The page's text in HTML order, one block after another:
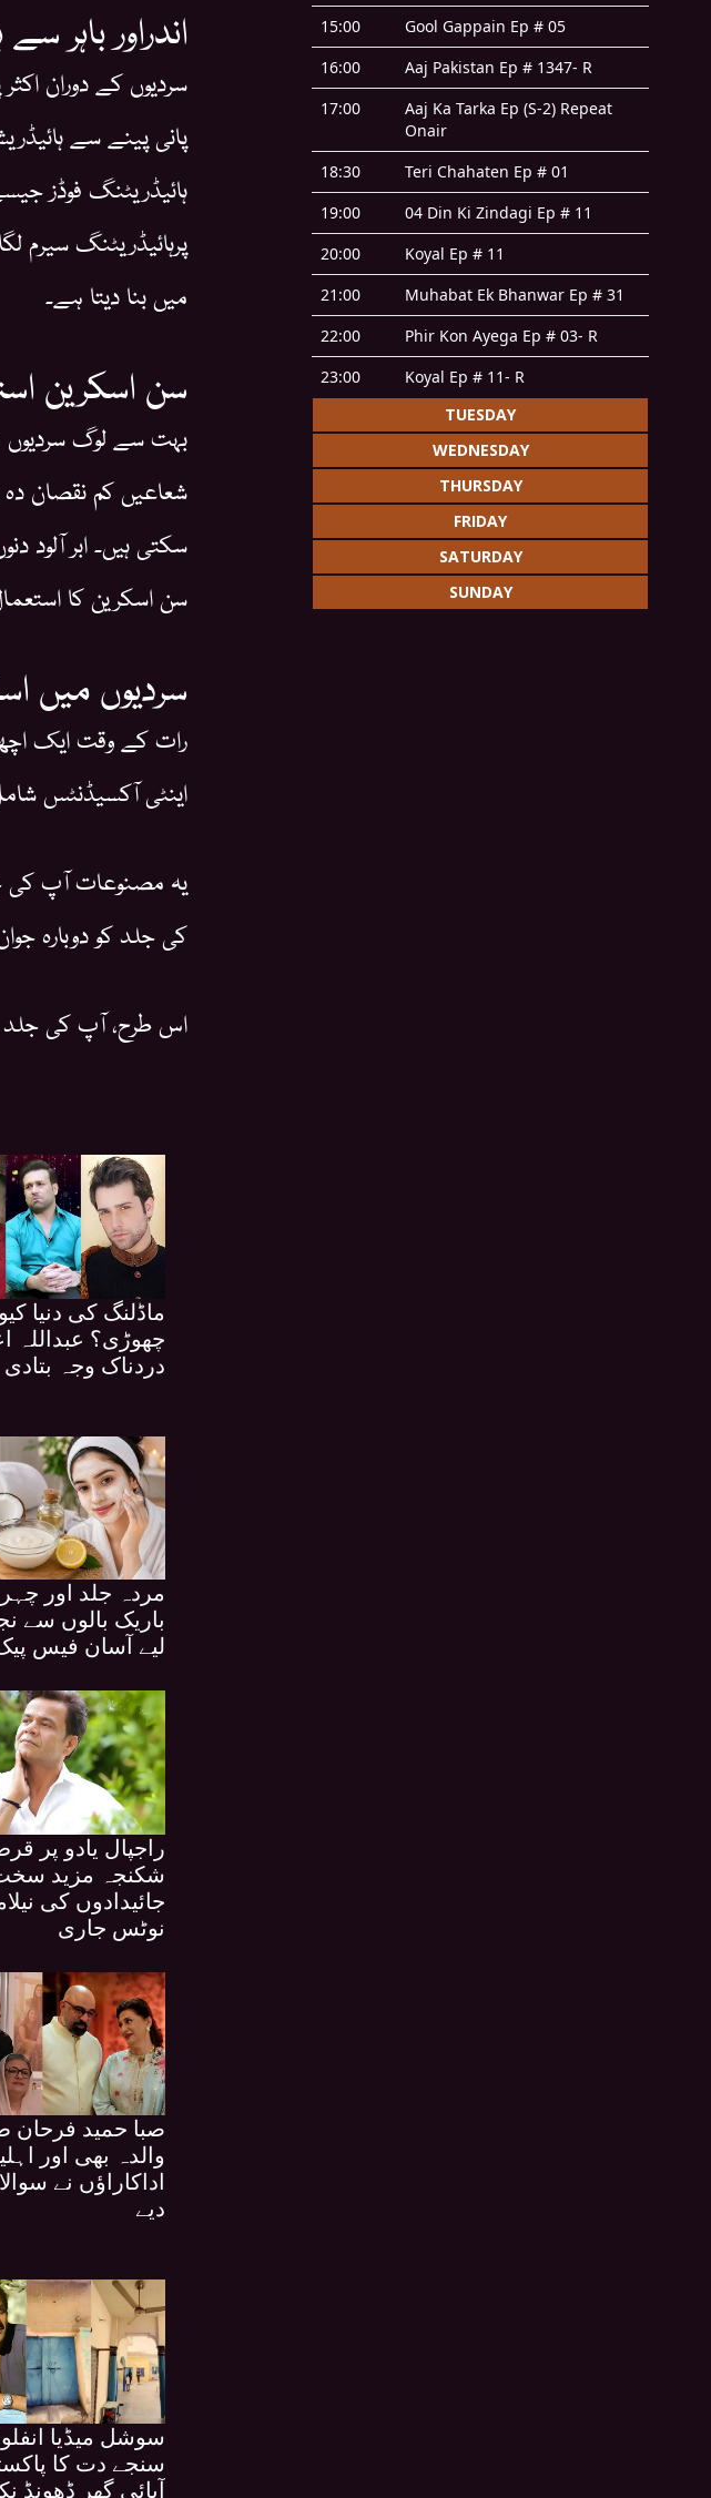
اندراور باہر
سردیوں کے دوران
پانی پینے سے
ہائیڈریٹنگ فوڈز
پرہائیڈریٹنگ سیرم
میں بنا دیتا ہے۔
سن اسکرین
بہت سے لوگ سردیوں
سن اسکرین کا
سردیوں میں
رات کے وقت ایک
اینٹی آکسیڈنٹس
یہ مصنوعات آپ کی
کی جلد کو دوبارہ
اس طرح، آپ کی جلد
ماڈلنگ کی دنیا
چھوڑی؟ عبداللہ
دردناک وجہ بتادی
مردہ جلد اور
باریک بالوں سے
لیے آسان فیس
راجپال یادو پر
شکنجہ مزید
جائیدادوں کی
نوٹس جاری
صبا حمید فرحان
والدہ بھی اور
اداکاراؤں نے
دیے
سوشل میڈیا
سنجے دت کا
آبائی گھر ڈھونڈ
15:00
Gool Gappain Ep # 05
16:00
Aaj Pakistan Ep # 1347- R
17:00
Aaj Ka Tarka Ep (S-2) Repeat
Onair
18:30
Teri Chahaten Ep # 01
19:00
04 Din Ki Zindagi Ep # 11
20:00
Koyal Ep # 11
21:00
Muhabat Ek Bhanwar Ep # 31
22:00
Phir Kon Ayega Ep # 03- R
23:00
Koyal Ep # 11- R
TUESDAY
WEDNESDAY
THURSDAY
FRIDAY
SATURDAY
SUNDAY